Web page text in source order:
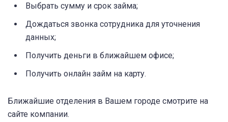
Выбрать сумму и срок займа;
Дождаться звонка сотрудника для уточнения
данных;
Получить деньги в ближайшем офисе;
Получить онлайн займ на карту.
Ближайшие отделения в Вашем городе смотрите на
сайте компании.